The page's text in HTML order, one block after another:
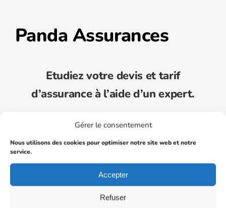
Gérer le consentement
Nous utilisons des cookies pour optimiser notre site web et notre
service.
Accepter
Refuser
Panda Assurances
Etudiez votre devis et tarif
d’assurance à l’aide d’un expert.
le Journal de l'assurance
une assurance VTC moins chère en